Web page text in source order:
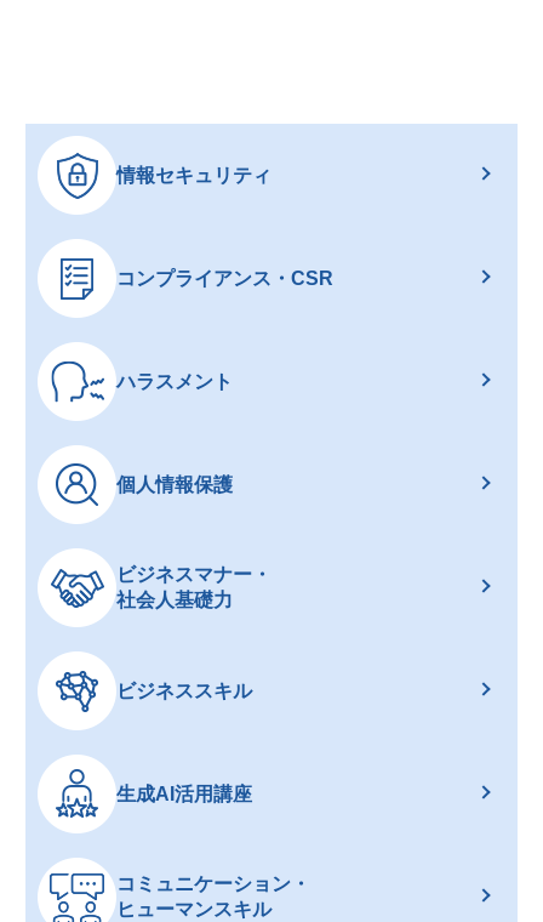
情報セキュリティ
コンプライアンス・CSR
ハラスメント
個人情報保護
ビジネスマナー・
社会人基礎力
ビジネススキル
生成AI活用講座
コミュニケーション・
ヒューマンスキル